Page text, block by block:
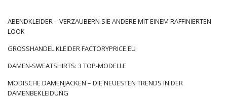
ist, in den Frauen endlich ihre Beine entblößen und ein paar
Sonnenstrahlen Elefanten werden. Deshalb sollten neben
Röcke dieser Saison in ihrem Geschäft erscheinen! Die
neuesten Trends sind die perfekte Orientierung
wunderschöner Röcke an. Das ist das …
ABENDKLEIDER – VERZAUBERN SIE ANDERE MIT EINEM RAFFINIERTEN
LOOK
GROSSHANDEL KLEIDER FACTORYPRICE.EU
DAMEN-SWEATSHIRTS: 3 TOP-MODELLE
MODISCHE DAMENJACKEN – DIE NEUESTEN TRENDS IN DER
DAMENBEKLEIDUNG